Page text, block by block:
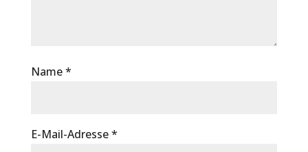
Name*
E-Mail-Adresse*